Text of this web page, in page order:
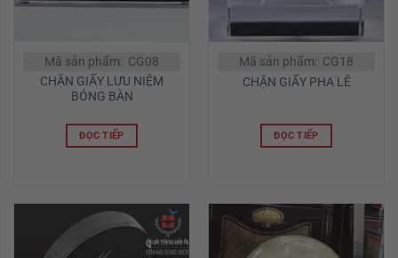
Mã sản phẩm: CG08
CHẶN GIẤY LƯU NIỆM
BÓNG BÀN
ĐỌC TIẾP
Mã sản phẩm: CG18
CHẶN GIẤY PHA LÊ
ĐỌC TIẾP